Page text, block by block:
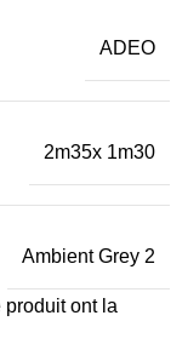
ADEO
2m35x 1m30
Ambient Grey 2
ont la